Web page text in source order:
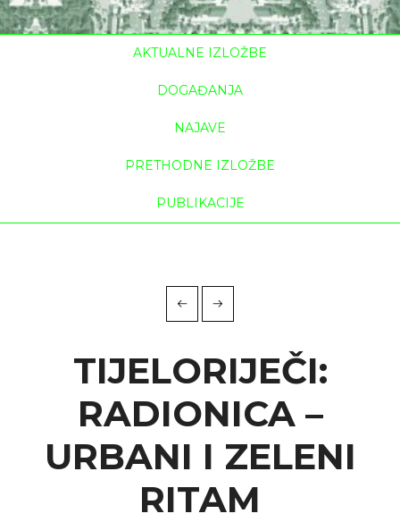
AKTUALNE IZLOŽBE
DOGAĐANJA
NAJAVE
PRETHODNE IZLOŽBE
PUBLIKACIJE
TIJELORIJEČI:
RADIONICA –
URBANI I ZELENI
RITAM